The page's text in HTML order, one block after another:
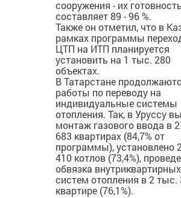
сооружения - их готовность
составляет 89 - 96 %.
Также он отметил, что в
рамках программы
ЦТП на ИТП планируется
установить на 1 тыс. 280
объектах.
В Татарстане
работы по переводу на
индивидуальные системы
отопления. Так, в Уруссу
монтаж газового ввода в
683 квартирах (84,7% от
программы), установлено
410 котлов (73,4%),
обвязка внутриквартирных
систем отопления в 2 тыс.
квартире (76,1%).